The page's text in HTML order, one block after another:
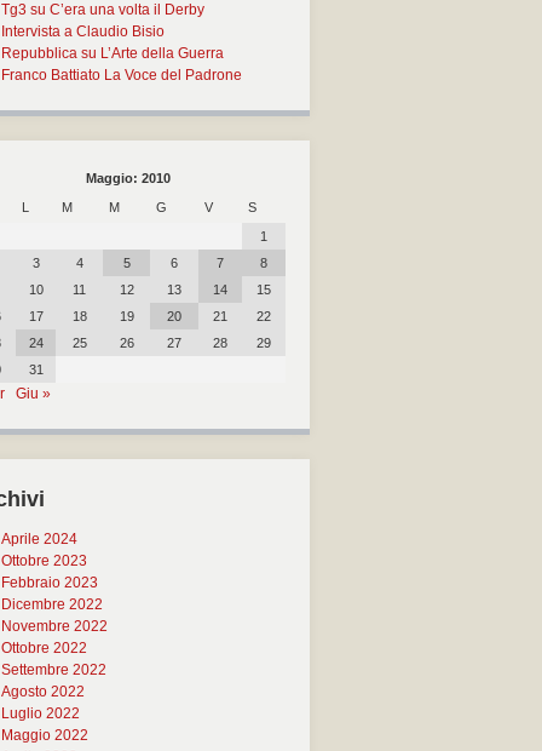
Tg3 su C’era una volta il Derby
Intervista a Claudio Bisio
Repubblica su L’Arte della Guerra
Franco Battiato La Voce del Padrone
Maggio: 2010
L M M G V
S
1
3 4 5 6 7
8
10 11 12 13 14
15
17 18 19 20 21
22
24 25 26 27 28
29
31
Giu »
Aprile 2024
Ottobre 2023
Febbraio 2023
Dicembre 2022
Novembre 2022
Ottobre 2022
Settembre 2022
Agosto 2022
Luglio 2022
Maggio 2022